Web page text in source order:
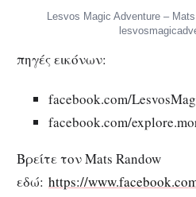
Lesvos Magic Adventure –
πηγές εικόνων:
facebook.com/
facebook.com/
Βρείτε τον Mats Randow
εδώ: https://